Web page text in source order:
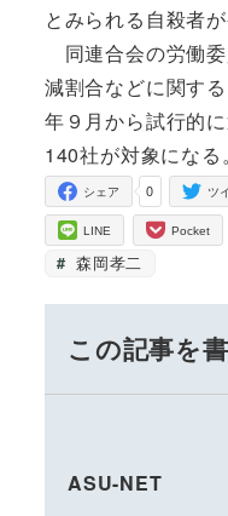
とみられる自殺者
同連合会の労働
減割合などに関す
年９月から試行的
140社が対象になる。
0
シェア ツ
LINE Pocket
森岡孝二
この記事を
ASU-NET